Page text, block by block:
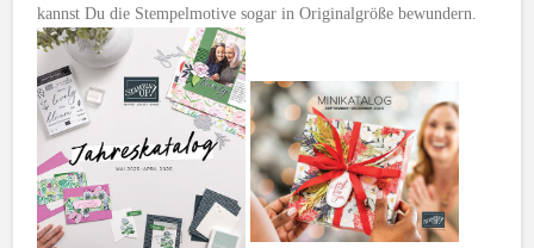
kannst Du die Stempelmotive sogar in Originalgröße bewundern.